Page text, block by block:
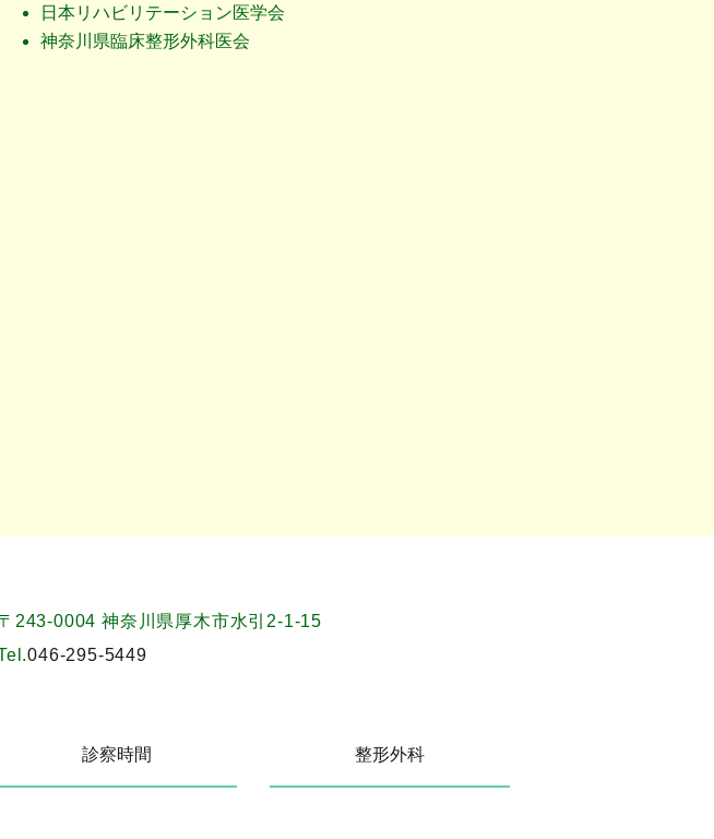
日本リハビリテーション医学会
神奈川県臨床整形外科医会
243-0004 神奈川県厚木市水引2-1-15
046-295-5449
診察時間 整形外科